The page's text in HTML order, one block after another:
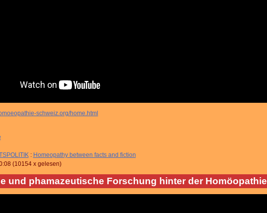
schweiz.org/home.html
: Homeopathy between facts and fiction
(10154 x gelesen)
und phamazeutische Forschung hinter der Homöopathie